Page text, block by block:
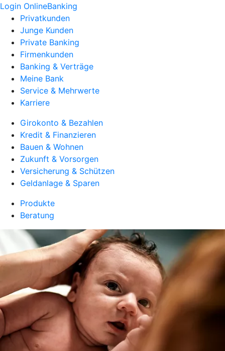
Login OnlineBanking
Privatkunden
Junge Kunden
Private Banking
Firmenkunden
Banking & Verträge
Meine Bank
Service & Mehrwerte
Karriere
Girokonto & Bezahlen
Kredit & Finanzieren
Bauen & Wohnen
Zukunft & Vorsorgen
Versicherung & Schützen
Geldanlage & Sparen
Produkte
Beratung